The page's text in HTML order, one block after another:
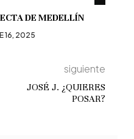
DE MEDELLÍN
16, 2025
siguiente
JOSÉ J. ¿QUIERES
POSAR?